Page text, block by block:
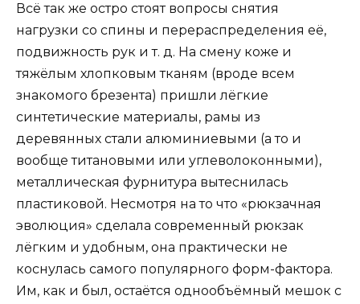
Всё так же остро стоят вопросы снятия
нагрузки со спины и перераспределения её,
подвижность рук и т. д. На смену коже и
тяжёлым хлопковым тканям (вроде всем
знакомого брезента) пришли лёгкие
синтетические материалы, рамы из
деревянных стали алюминиевыми (а то и
вообще титановыми или углеволоконными),
металлическая фурнитура вытеснилась
пластиковой. Несмотря на то что «рюкзачная
эволюция» сделала современный рюкзак
лёгким и удобным, она практически не
коснулась самого популярного форм-фактора.
Им, как и был, остаётся однообъёмный мешок с